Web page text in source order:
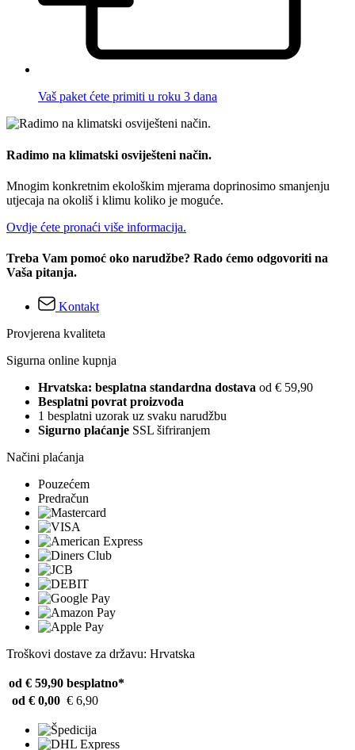
Vaš paket ćete primiti u roku 3 dana
Radimo na klimatski osviješteni način.
Mnogim konkretnim ekološkim mjerama doprinosimo smanjenju
utjecaja na okoliš i klimu koliko je moguće.
Ovdje ćete pronaći više informacija.
Treba Vam pomoć oko narudžbe? Rado ćemo odgovoriti na
Vaša pitanja.
Kontakt
Provjerena kvaliteta
Sigurna online kupnja
Hrvatska: besplatna standardna dostava od € 59,90
Besplatni povrat proizvoda
1 besplatni uzorak uz svaku narudžbu
Sigurno plaćanje SSL šifriranjem
Načini plaćanja
Pouzećem
Predračun
Troškovi dostave za državu: Hrvatska
od € 59,90 besplatno*
od € 0,00 € 6,90